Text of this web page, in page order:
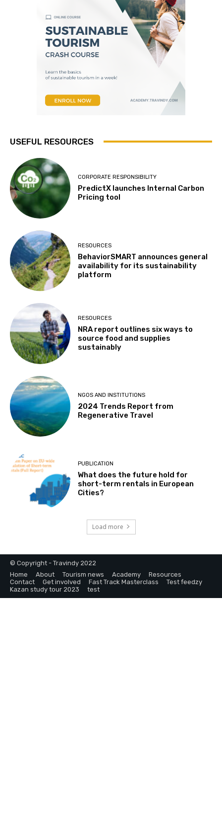
USEFUL RESOURCES
CORPORATE RESPONSIBILITY
PredictX launches Internal Carbon
Pricing tool
RESOURCES
BehaviorSMART announces general
availability for its sustainability
platform
RESOURCES
NRA report outlines six ways to
source food and supplies
sustainably
NGOS AND INSTITUTIONS
2024 Trends Report from
Regenerative Travel
PUBLICATION
What does the future hold for
short-term rentals in European
Cities?
Load more
© Copyright - Travindy 2022
Home
About Tourism news Academy
Resources
Contact
Get involved Fast Track Masterclass
Test feedzy
Kazan study tour 2023
test